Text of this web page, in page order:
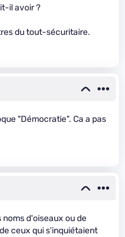
il avoir ?
du tout-sécuritaire.
"Démocratie". Ca a pas
d'oiseaux ou de
ceux qui s'inquiétaient